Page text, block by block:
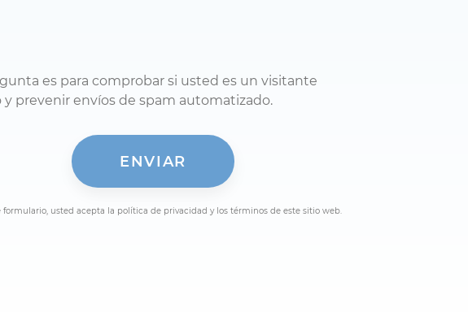
es para comprobar si usted es un visitante
y prevenir envíos de spam automatizado.
formulario, usted acepta la política de privacidad y los términos de este sitio web.